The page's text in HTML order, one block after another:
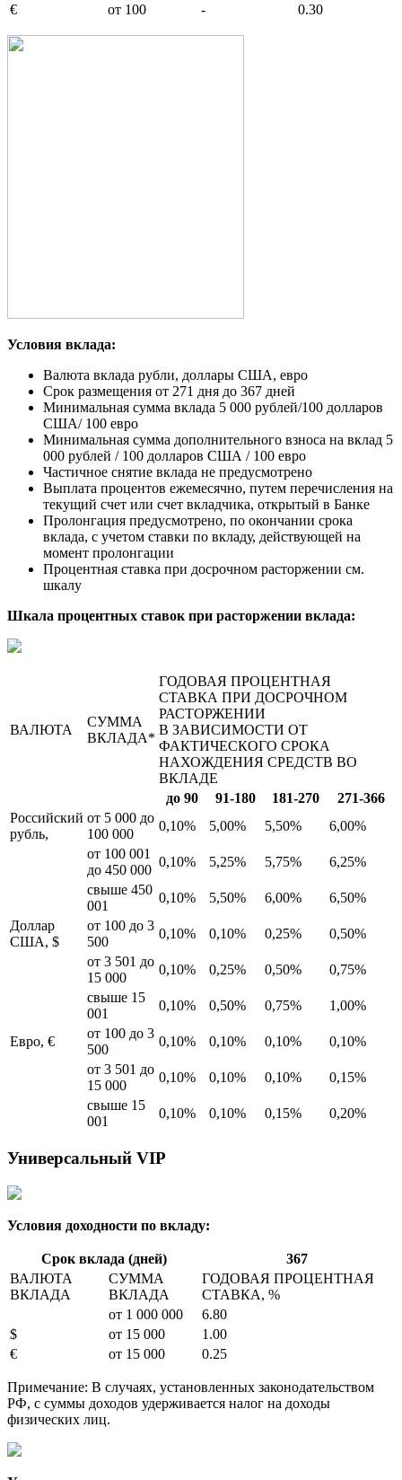
€
от 100 - 0.30
Условия вклада:
Валюта вклада рубли, доллары США, евро
Срок размещения от 271 дня до 367 дней
Минимальная сумма вклада 5 000 рублей/100 долларов
США/ 100 евро
Минимальная сумма дополнительного взноса на вклад 5
000 рублей / 100 долларов США / 100 евро
Частичное снятие вклада не предусмотрено
Выплата процентов ежемесячно, путем перечисления на
текущий счет или счет вкладчика, открытый в Банке
Пролонгация предусмотрено, по окончании срока
вклада, с учетом ставки по вкладу, действующей на
момент пролонгации
Процентная ставка при досрочном расторжении см.
шкалу
Шкала процентных ставок при расторжении вклада:
ВАЛЮТА
СУММА
ВКЛАДА*
ГОДОВАЯ ПРОЦЕНТНАЯ
СТАВКА ПРИ ДОСРОЧНОМ
РАСТОРЖЕНИИ
В ЗАВИСИМОСТИ ОТ
ФАКТИЧЕСКОГО СРОКА
НАХОЖДЕНИЯ СРЕДСТВ ВО
ВКЛАДЕ
до 90
91-180 181-270
271-366
Российский
рубль,
от 5 000 до
100 000
0,10% 5,00% 5,50%
6,00%
от 100 001
до 450 000
0,10% 5,25% 5,75%
6,25%
свыше 450
001
0,10% 5,50% 6,00%
6,50%
Доллар
США, $
от 100 до 3
500
0,10% 0,10% 0,25%
0,50%
от 3 501 до
15 000
0,10% 0,25% 0,50%
0,75%
свыше 15
001
0,10% 0,50% 0,75% 1,00%
Евро, €
от 100 до 3
500
0,10% 0,10% 0,10%
0,10%
от 3 501 до
15 000
0,10% 0,10% 0,10%
0,15%
свыше 15
001
0,10% 0,10% 0,15% 0,20%
Универсальный VIP
Условия доходности по вкладу:
Срок вклада (дней)
367
ВАЛЮТА
ВКЛАДА
СУММА
ВКЛАДА
ГОДОВАЯ ПРОЦЕНТНАЯ
СТАВКА, %
от 1 000 000
6.80
$
от 15 000
1.00
€
от 15 000 0.25
Примечание: В случаях, установленных законодательством
РФ, с суммы доходов удерживается налог на доходы
физических лиц.